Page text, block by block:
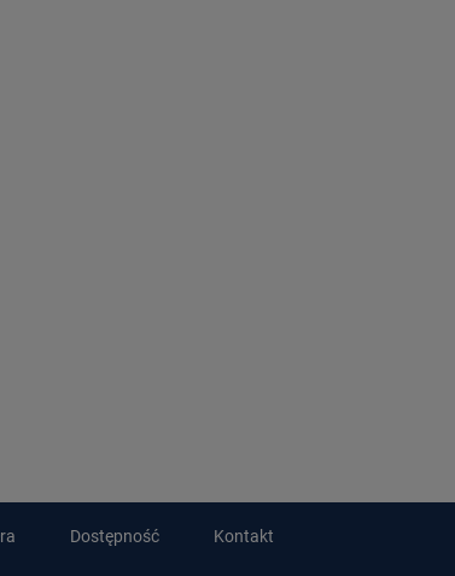
Dostępność Kontakt